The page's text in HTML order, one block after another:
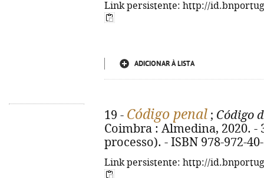
Link persistente: http://
ADICIONAR À LISTA
19 - Código penal ; Código
Coimbra : Almedina, 2020. -
processo). - ISBN 978-972-
Link persistente: http://